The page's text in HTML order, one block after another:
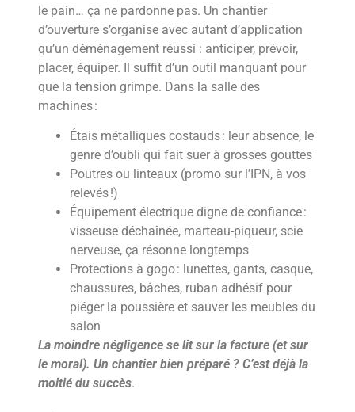
le pain… ça ne pardonne pas. Un chantier
d’ouverture s’organise avec autant d’application
qu’un déménagement réussi : anticiper, prévoir,
placer, équiper. Il suffit d’un outil manquant pour
que la tension grimpe. Dans la salle des
machines :
Étais métalliques costauds : leur absence, le
genre d’oubli qui fait suer à grosses gouttes
Poutres ou linteaux (promo sur l’IPN, à vos
relevés !)
Équipement électrique digne de confiance :
visseuse déchaînée, marteau-piqueur, scie
nerveuse, ça résonne longtemps
Protections à gogo : lunettes, gants, casque,
chaussures, bâches, ruban adhésif pour
piéger la poussière et sauver les meubles du
salon
La moindre négligence se lit sur la facture (et sur
le moral). Un chantier bien préparé ? C’est déjà la
moitié du succès.